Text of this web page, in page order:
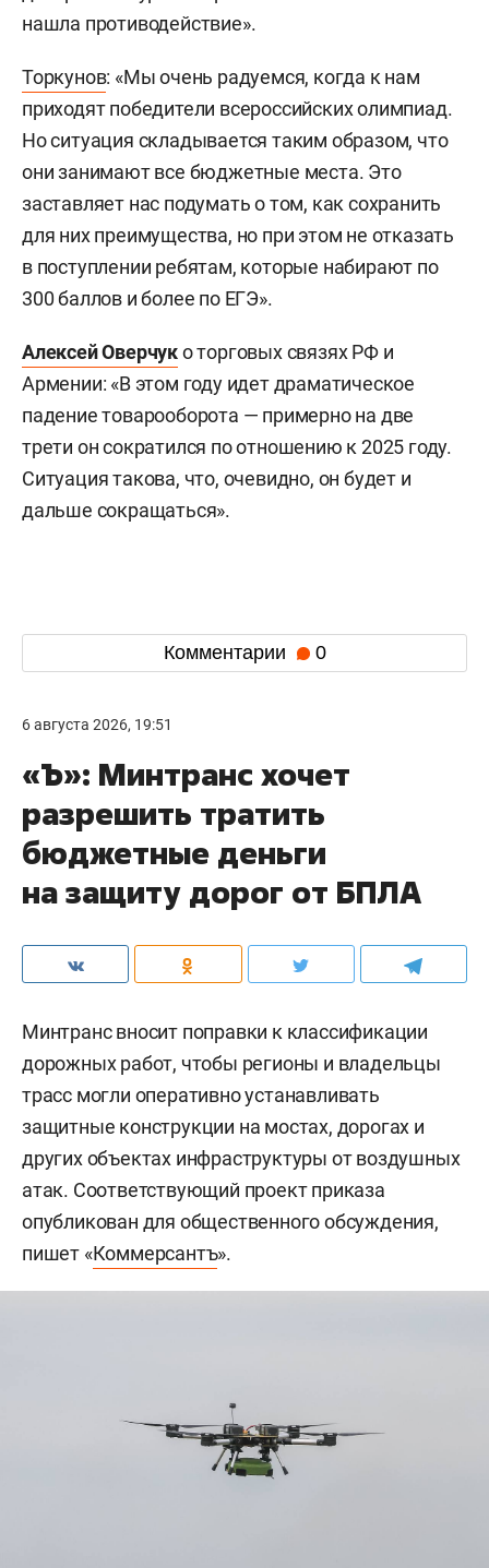
нашла противодействие».
Торкунов: «Мы очень радуемся, когда к нам
приходят победители всероссийских олимпиад.
Но ситуация складывается таким образом, что
они занимают все бюджетные места. Это
заставляет нас подумать о том, как сохранить
для них преимущества, но при этом не отказать
в поступлении ребятам, которые набирают по
300 баллов и более по ЕГЭ».
Алексей Оверчуко торговых связях РФ и
Армении: «В этом году идет драматическое
падение товарооборота — примерно на две
трети он сократился по отношению к 2025 году.
Ситуация такова, что, очевидно, он будет и
дальше сокращаться».
Комментарии 0
6 августа 2026, 19:51
«Ъ»: Минтранс хочет
разрешить тратить
бюджетные деньги
на защиту дорог от БПЛА
Минтранс вносит поправки к классификации
дорожных работ, чтобы регионы и владельцы
трасс могли оперативно устанавливать
защитные конструкции на мостах, дорогах и
других объектах инфраструктуры от воздушных
атак. Соответствующий проект приказа
опубликован для общественного обсуждения,
пишет «Коммерсантъ».